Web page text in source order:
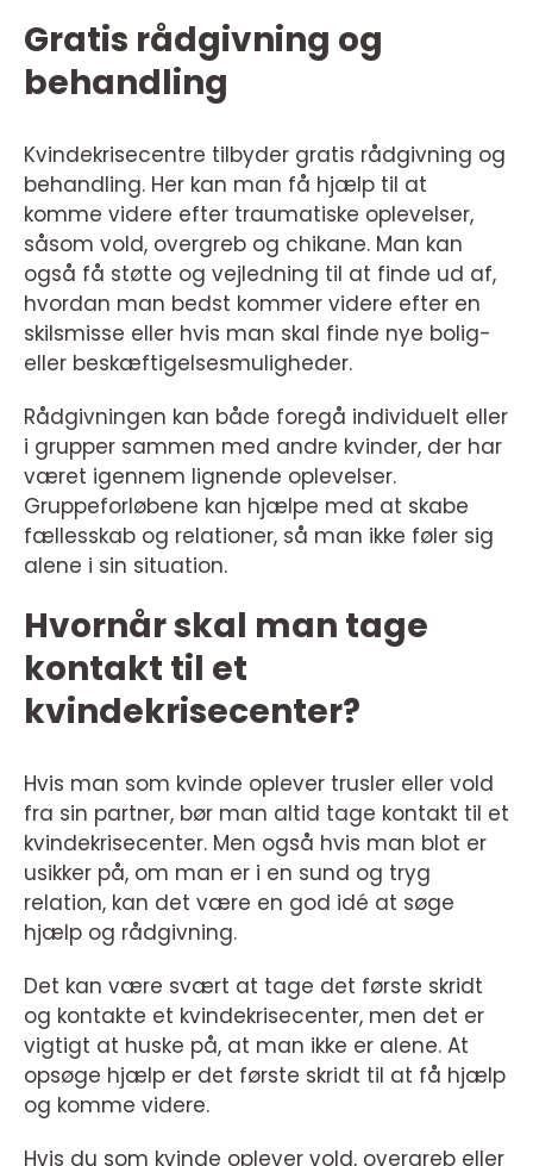
Gratis rådgivning og
behandling
Kvindekrisecentre tilbyder gratis rådgivning og
behandling. Her kan man få hjælp til at
komme videre efter traumatiske oplevelser,
såsom vold, overgreb og chikane. Man kan
også få støtte og vejledning til at finde ud af,
hvordan man bedst kommer videre efter en
skilsmisse eller hvis man skal finde nye bolig-
eller beskæftigelsesmuligheder.
Rådgivningen kan både foregå individuelt eller
i grupper sammen med andre kvinder, der har
været igennem lignende oplevelser.
Gruppeforløbene kan hjælpe med at skabe
fællesskab og relationer, så man ikke føler sig
alene i sin situation.
Hvornår skal man tage
kontakt til et
kvindekrisecenter?
Hvis man som kvinde oplever trusler eller vold
fra sin partner, bør man altid tage kontakt til et
kvindekrisecenter. Men også hvis man blot er
usikker på, om man er i en sund og tryg
relation, kan det være en god idé at søge
hjælp og rådgivning.
Det kan være svært at tage det første skridt
og kontakte et kvindekrisecenter, men det er
vigtigt at huske på, at man ikke er alene. At
opsøge hjælp er det første skridt til at få hjælp
og komme videre.
Hvis du som kvinde oplever vold, overgreb eller